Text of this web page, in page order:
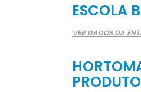
ESCOLA
VER DADOS DA